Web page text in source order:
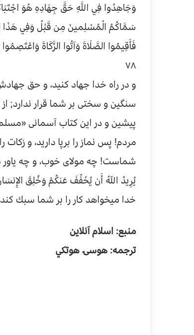
وَجَاهِدُوا فِي اللَّهِ حَقَّ جِهَادِهِ هُوَ
سَمَّاكُمُ الْمُسْلِمينَ مِن قَبْلُ وَفِي هَذَا
فَأَقِيمُوا الصَّلَاةَ وَآتُوا الزَّكَاةَ
۷۸
و در راه خدا جهاد كنيد، و حق جهادش
سنگين و سختى بر شما قرار ندارد; از
پيشين و در اين كتاب آسمانى
مردم! پس نماز را برپا داريد، و
شماست! چه مولاى خوب، و چه ياور
يُرِيدُ اللّهُ أَن يُخَفِّفَ عَنكُمْ وَخُلِقَ
خدا ميخواهد كار را بر شما سبك
منبع: اسلام آنلاين
ترجمه: هوسۍ هوتكي